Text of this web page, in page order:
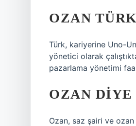
OZAN
Türk, kariyerine Uno-
yönetici olarak
pazarlama yönetimi
OZAN
Ozan, saz şairi ve ozan